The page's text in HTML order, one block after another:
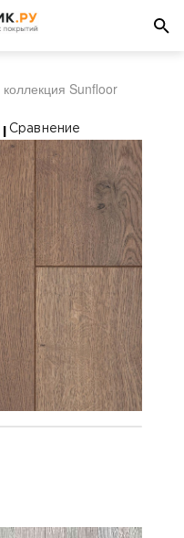
Sunfloor
класса
Сравнение